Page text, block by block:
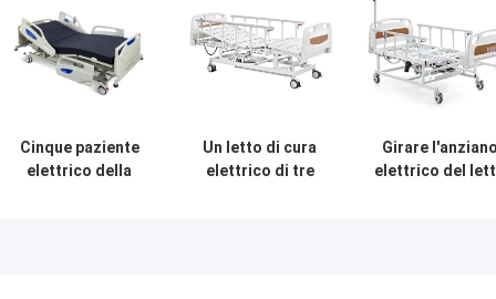
Cinque paziente
elettrico della
Un letto di cura
elettrico di tre
Girare l'anziano
elettrico del